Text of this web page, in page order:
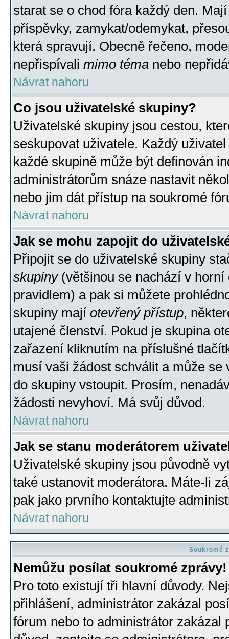
starat se o chod fóra každý den.
příspěvky, zamykat/odemykat,
která spravují. Obecně řečeno,
nepřispívali mimo téma nebo
Návrat nahoru
Co jsou uživatelské skupiny?
Uživatelské skupiny jsou cestou,
seskupovat uživatele. Každý
každé skupině může být definován
administrátorům snáze nastavit
nebo jim dát přístup na soukromé
Návrat nahoru
Jak se mohu zapojit do
Připojit se do uživatelské skupiny
skupiny(většinou se nachází v horní
pravidlem) a pak si můžete
skupiny mají otevřený přístup,
utajené členství. Pokud je skupina
zařazení kliknutím na příslušné
musí vaši žádost schválit a může se
do skupiny vstoupit. Prosím,
žádosti nevyhoví. Má svůj důvod.
Návrat nahoru
Jak se stanu moderátorem
Uživatelské skupiny jsou původně
také ustanovit moderátora. Máte-li
pak jako prvního kontaktujte
Návrat nahoru
Soukromé
Nemůžu posílat soukromé zprávy!
Pro toto existují tři hlavní důvody.
přihlášení, administrátor zakázal
fórum nebo to administrátor zakázal